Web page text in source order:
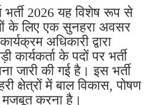
भर्ती 2026 यह विशेष रूप से
के लिए एक सुनहरा अवसर
अधिकारी द्वारा
कार्यकर्ता के पदों पर भर्ती
जारी की गई है। इस भर्ती
क्षेत्रों में बाल विकास, पोषण
करना है।